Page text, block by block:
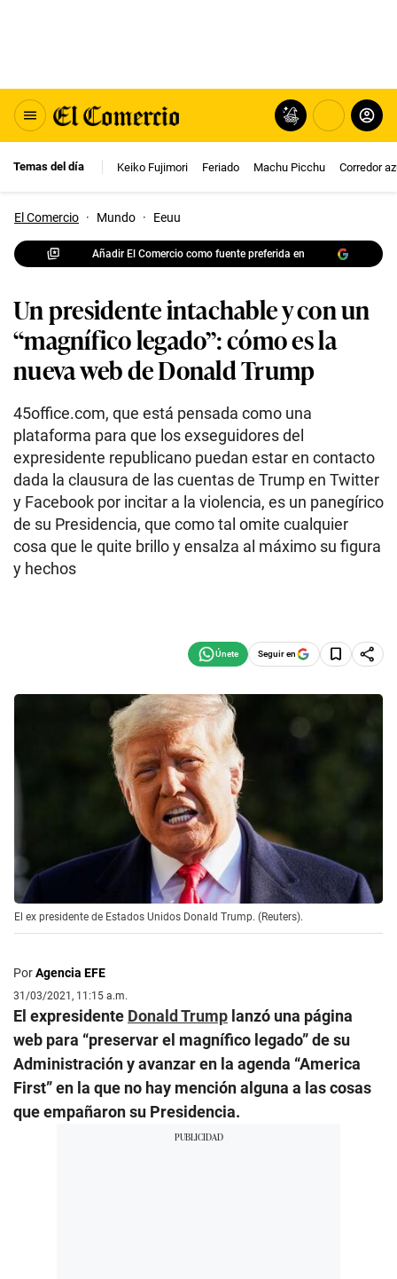
Temas del día Keiko Fujimori Feriado Machu Picchu Corredor
El Comercio · Mundo · Eeuu
Añadir El Comercio como fuente preferida en
Un presidente intachable y con un
“magnífico legado”: cómo es la
nueva web de Donald Trump
45office.com, que está pensada como una
plataforma para que los exseguidores del
expresidente republicano puedan estar en contacto
dada la clausura de las cuentas de Trump en Twitter
y Facebook por incitar a la violencia, es un panegírico
de su Presidencia, que como tal omite cualquier
cosa que le quite brillo y ensalza al máximo su figura
y hechos
Seguir en
El ex presidente de Estados Unidos Donald Trump. (Reuters).
PorAgencia EFE
31/03/2021, 11:15 a.m.
El expresidente Donald Trump lanzó una página
web para “preservar el magnífico legado” de su
Administración y avanzar en la agenda “America
First” en la que no hay mención alguna a las cosas
que empañaron su Presidencia.